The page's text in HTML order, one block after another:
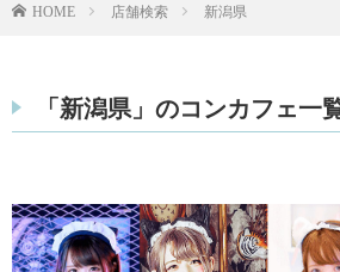
HOME 店舗検索 新潟県
「新潟県」のコンカフェ一